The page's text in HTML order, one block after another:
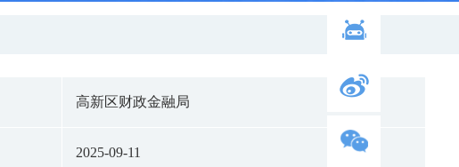
高新区财政金融局
2025-09-11